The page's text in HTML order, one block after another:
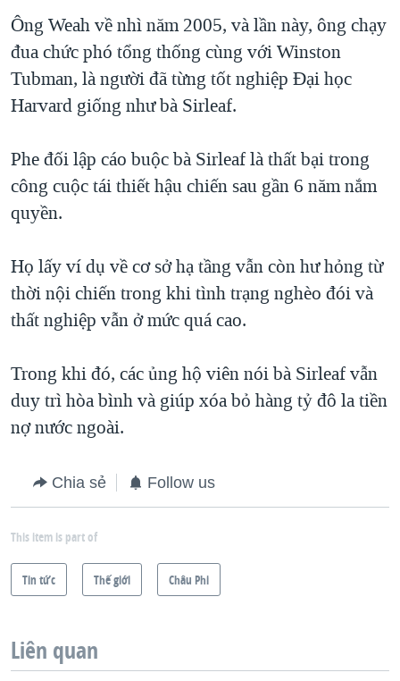
Ông Weah về nhì năm 2005, và lần này, ông chạy
đua chức phó tổng thống cùng với Winston
Tubman, là người đã từng tốt nghiệp Đại học
Harvard giống như bà Sirleaf.
Phe đối lập cáo buộc bà Sirleaf là thất bại trong
công cuộc tái thiết hậu chiến sau gần 6 năm nắm
quyền.
Họ lấy ví dụ về cơ sở hạ tầng vẫn còn hư hỏng từ
thời nội chiến trong khi tình trạng nghèo đói và
thất nghiệp vẫn ở mức quá cao.
Trong khi đó, các ủng hộ viên nói bà Sirleaf vẫn
duy trì hòa bình và giúp xóa bỏ hàng tỷ đô la tiền
nợ nước ngoài.
Chia sẻ Follow us
This item is part of
Tin tức Thế giới Châu Phi
Liên quan